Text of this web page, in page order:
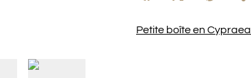
Petite boîte en